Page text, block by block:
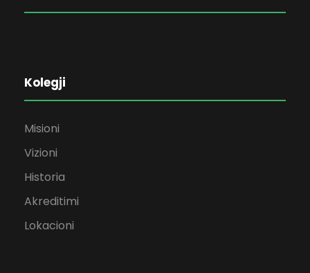
Kolegji
Misioni
Vizioni
Historia
Akreditimi
Lokacioni